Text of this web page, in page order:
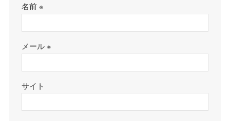
名前※
メール※
サイト